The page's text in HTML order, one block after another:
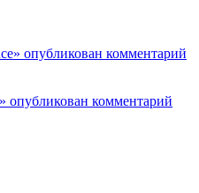
опубликован комментарий